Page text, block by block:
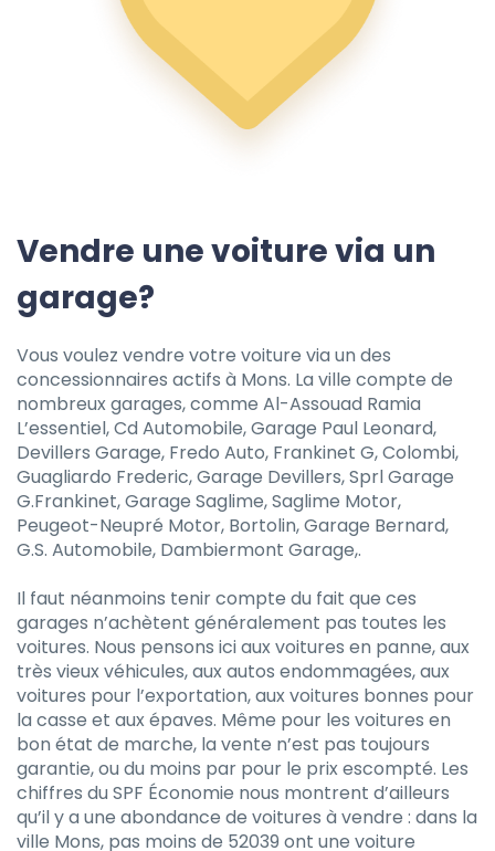
Vendre une voiture via un
garage?
Vous voulez vendre votre voiture via un des
concessionnaires actifs à Mons. La ville compte de
nombreux garages, comme Al-Assouad Ramia
L’essentiel, Cd Automobile, Garage Paul Leonard,
Devillers Garage, Fredo Auto, Frankinet G, Colombi,
Guagliardo Frederic, Garage Devillers, Sprl Garage
G.Frankinet, Garage Saglime, Saglime Motor,
Peugeot-Neupré Motor, Bortolin, Garage Bernard,
G.S. Automobile, Dambiermont Garage,.
Il faut néanmoins tenir compte du fait que ces
garages n’achètent généralement pas toutes les
voitures. Nous pensons ici aux voitures en panne, aux
très vieux véhicules, aux autos endommagées, aux
voitures pour l’exportation, aux voitures bonnes pour
la casse et aux épaves. Même pour les voitures en
bon état de marche, la vente n’est pas toujours
garantie, ou du moins par pour le prix escompté. Les
chiffres du SPF Économie nous montrent d’ailleurs
qu’il y a une abondance de voitures à vendre : dans la
ville Mons, pas moins de 52039 ont une voiture